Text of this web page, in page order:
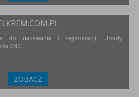
do napawania i regeneracji. Układy
CNC.
ZOBACZ